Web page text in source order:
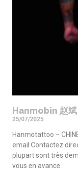
Hanmobin 赵斌
25/07/2025
Hanmotattoo –
email Contactez
plupart sont très
vous en avance.